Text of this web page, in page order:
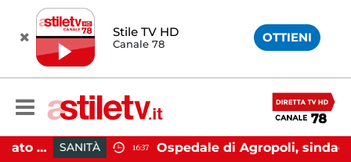
Stile TV HD
Canale 78 OTTIENI
Dramma Caliendo, trovato accordo sul risarcimento tra famiglia e "Monaldi" SANITÀ 16:37 Ospedale di Agropoli, sindaci Mutalipassi e Rizzo incontrano Fico: “Intesa per potenziare servizi”